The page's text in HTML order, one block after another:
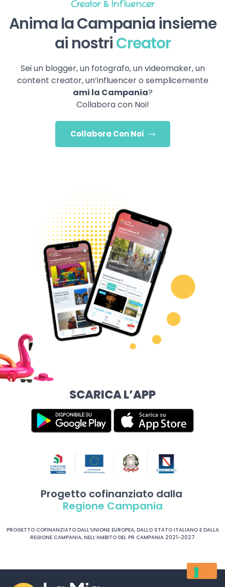
Creator & Influencer
Anima la Campania insieme
ai nostriCreator
Sei un blogger, un fotografo, un videomaker, un
content creator, un’influencer o semplicemente
ami la Campania?
Collabora con Noi!
Collabora Con Noi
SCARICA L’APP
Progetto cofinanziato dalla
Regione Campania
PROGETTO COFINANZIATO DALL’UNIONE EUROPEA, DALLO STATO ITALIANO E DALLA
REGIONE CAMPANIA, NELL’AMBITO DEL PR CAMPANIA 2021-2027